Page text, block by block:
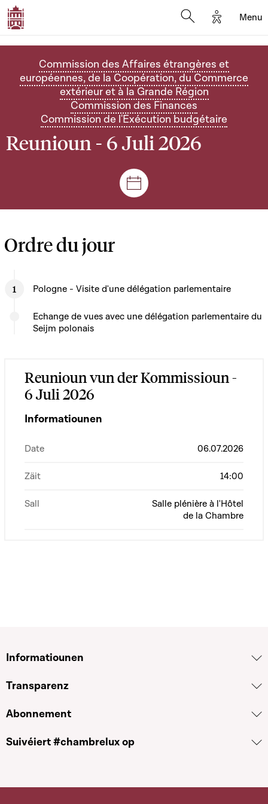
Options
Menu
Commission des Affaires étrangères et
européennes, de la Coopération, du Commerce
extérieur et à la Grande Région
Commission des Finances
Commission de l'Exécution budgétaire
Reunioun - 6 Juli 2026
Sëtzungen a Reuniounen
Ordre du jour
Pologne - Visite d'une délégation parlementaire
Echange de vues avec une délégation parlementaire du
Seijm polonais
Reunioun vun der Kommissioun -
6 Juli 2026
Informatiounen
Date 06.07.2026
Zäit 14:00
Sall
Salle plénière à l'Hôtel
de la Chambre
Informatiounen
Transparenz
Abonnement
Suivéiert #chambrelux op